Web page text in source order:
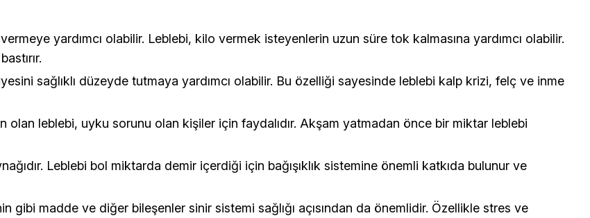
yardımcı olabilir. Leblebi, kilo vermek isteyenlerin uzun süre tok kalmasına yardımcı olabilir.
sağlıklı düzeyde tutmaya yardımcı olabilir. Bu özelliği sayesinde leblebi kalp krizi, felç ve inme
olan leblebi, uyku sorunu olan kişiler için faydalıdır. Akşam yatmadan önce bir miktar leblebi
Leblebi bol miktarda demir içerdiği için bağışıklık sistemine önemli katkıda bulunur ve
madde ve diğer bileşenler sinir sistemi sağlığı açısından da önemlidir. Özellikle stres ve